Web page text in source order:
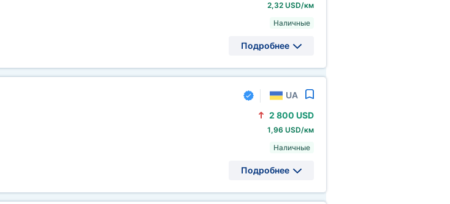
2,32 USD/км
Наличные
Подробнее
UA
2 800 USD
1,96 USD/км
Наличные
Подробнее